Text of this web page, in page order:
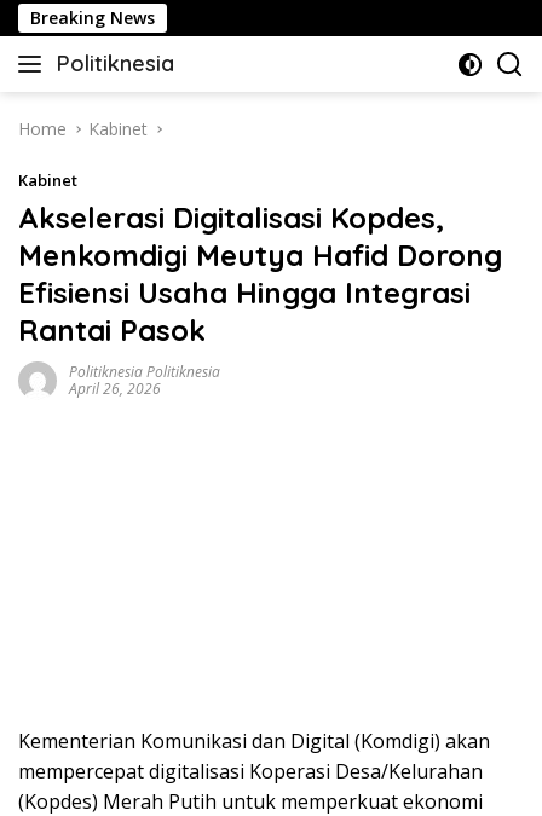
Skip
to
content
Breaking News
Lahadalia
Politiknesia
Politiknesia.com
Home Kabinet
Kabinet
Akselerasi Digitalisasi Kopdes,
Menkomdigi Meutya Hafid Dorong
Efisiensi Usaha Hingga Integrasi
Rantai Pasok
Politiknesia Politiknesia
April 26, 2026
Kementerian Komunikasi dan Digital (Komdigi) akan
mempercepat digitalisasi Koperasi Desa/Kelurahan
(Kopdes) Merah Putih untuk memperkuat ekonomi